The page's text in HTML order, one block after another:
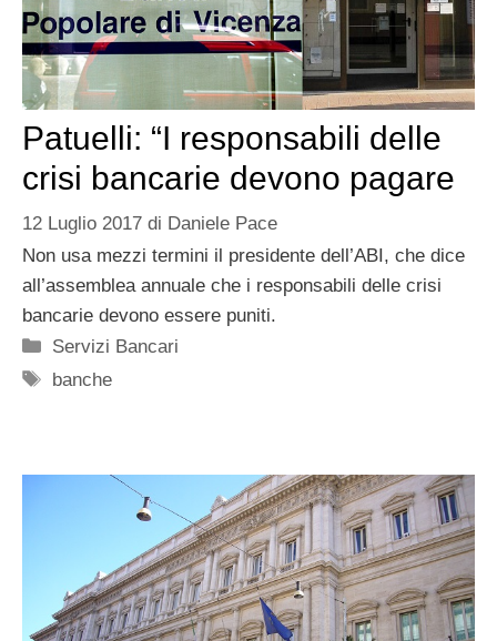
Patuelli: “I responsabili delle
crisi bancarie devono pagare
12 Luglio 2017 di Daniele Pace
Non usa mezzi termini il presidente dell’ABI, che dice
all’assemblea annuale che i responsabili delle crisi
bancarie devono essere puniti.
Categorie
Servizi Bancari
Tag
banche